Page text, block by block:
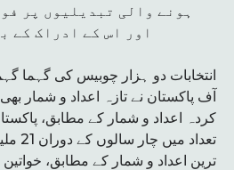
ہونے والی تبدیلیوں پر
اور اس کے ادراک کے
انتخابات دو ہزار چوبیس کی گہما
آف پاکستان نے تازہ اعداد و شمار
کردہ اعداد و شمار کے مطابق،